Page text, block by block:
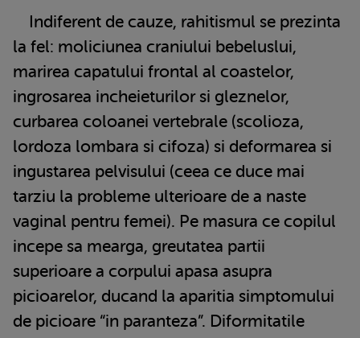
Indiferent de cauze, rahitismul se prezinta
la fel: moliciunea craniului bebeluslui,
marirea capatului frontal al coastelor,
ingrosarea incheieturilor si gleznelor,
curbarea coloanei vertebrale (scolioza,
lordoza lombara si cifoza) si deformarea si
ingustarea pelvisului (ceea ce duce mai
tarziu la probleme ulterioare de a naste
vaginal pentru femei). Pe masura ce copilul
incepe sa mearga, greutatea partii
superioare a corpului apasa asupra
picioarelor, ducand la aparitia simptomului
de picioare “in paranteza”. Diformitatile